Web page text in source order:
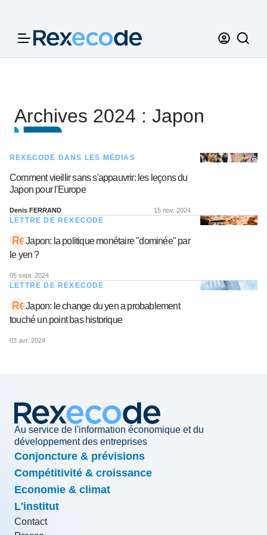
Archives 2024 : Japon
REXECODE DANS LES MÉDIAS
Comment vieillir sans s'appauvrir: les leçons du
Japon pour l'Europe
Denis FERRAND 15 nov. 2024
LETTRE DE REXECODE
Japon: la politique monétaire "dominée" par
le yen ?
05 sept. 2024
LETTRE DE REXECODE
Japon: le change du yen a probablement
touché un point bas historique
03 avr. 2024
Au service de l'information économique et du
développement des entreprises
Conjoncture & prévisions
Compétitivité & croissance
Economie & climat
L'institut
Contact